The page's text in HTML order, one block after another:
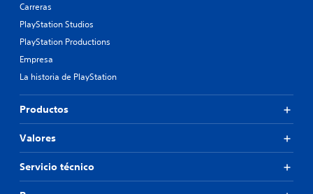
Carreras
PlayStation Studios
PlayStation Productions
Empresa
La historia de PlayStation
Productos
Valores
Servicio técnico